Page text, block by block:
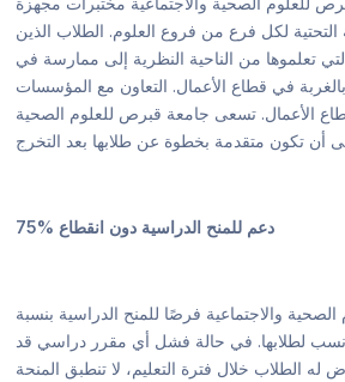
التحتية لكل فرع من فروع العلوم. الطلاب الذين
تعلموها من الناحية النظرية إلى ممارسة في
في قطاع الأعمال. التعاون مع المؤسسات
الأعمال. تسعى جامعة قبرص للعلوم الصحية
75% دعم للمنح الدراسية دون انقطاع
والاجتماعية فرصًا للمنح الدراسية بنسبة
لطلابها. في حالة فشل أي مقرر دراسي قد